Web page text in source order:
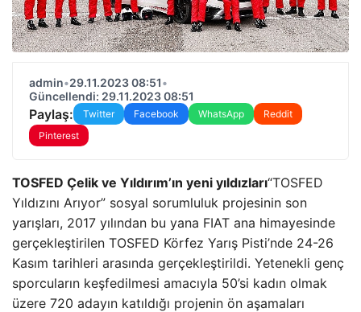
admin•29.11.2023 08:51•
Güncellendi: 29.11.2023 08:51
Paylaş: Twitter Facebook WhatsApp
Reddit
Pinterest
TOSFED Çelik ve Yıldırım’ın yeni yıldızları“TOSFED
Yıldızını Arıyor” sosyal sorumluluk projesinin son
yarışları, 2017 yılından bu yana FIAT ana himayesinde
gerçekleştirilen TOSFED Körfez Yarış Pisti’nde 24-26
Kasım tarihleri ​​arasında gerçekleştirildi. Yetenekli genç
sporcuların keşfedilmesi amacıyla 50’si kadın olmak
üzere 720 adayın katıldığı projenin ön aşamaları